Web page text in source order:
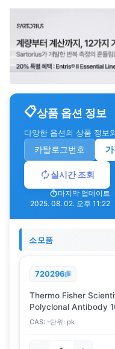
상품 옵션 정보
다양한 옵션의 상품 정보
카탈로그번호
실시간 조회
마지막 업데이트
2025. 08. 02. 오후 11:22
소모품
720296
Thermo Fisher
Polyclonal Antibody
CAS: -단위: pk